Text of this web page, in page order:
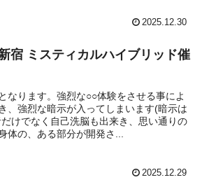
2025.12.30
宿 ミスティカルハイブリッド催
なります。強烈な○○体験をさせる事によ
、強烈な暗示が入ってしまいます(暗示は
けでなく自己洗脳も出来き、思い通りの
体の、ある部分が開発さ...
2025.12.29